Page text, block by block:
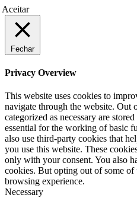
Aceitar
Fechar
Privacy Overview
This website uses cookies to
navigate through the website. Out
categorized as necessary are
essential for the working of basic
also use third-party cookies that
you use this website. These
only with your consent. You also
cookies. But opting out of some of
browsing experience.
Necessary